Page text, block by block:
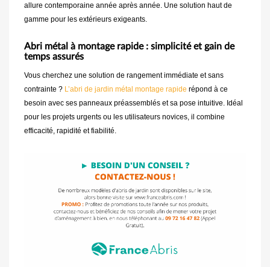
allure contemporaine année après année. Une solution haut de
gamme pour les extérieurs exigeants.
Abri métal à montage rapide : simplicité et gain de
temps assurés
Vous cherchez une solution de rangement immédiate et sans
contrainte ? L’abri de jardin métal montage rapide répond à ce
besoin avec ses panneaux préassemblés et sa pose intuitive. Idéal
pour les projets urgents ou les utilisateurs novices, il combine
efficacité, rapidité et fiabilité.